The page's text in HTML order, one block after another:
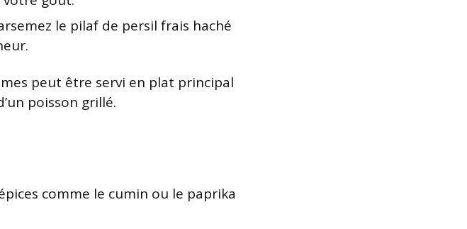
le pilaf de persil frais haché
peut être servi en plat principal
poisson grillé.
comme le cumin ou le paprika